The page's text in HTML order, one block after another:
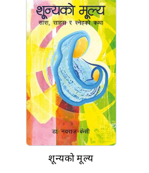
शून्यको मूल्य